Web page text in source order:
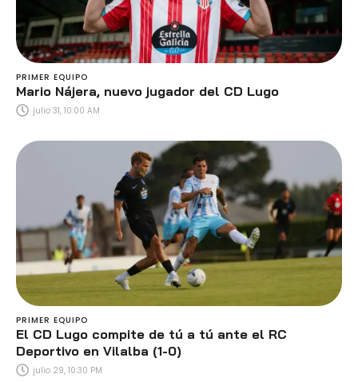
PRIMER EQUIPO
Mario Nájera, nuevo jugador del CD Lugo
julio 31, 10:00 AM
PRIMER EQUIPO
El CD Lugo compite de tú a tú ante el RC
Deportivo en Vilalba (1-0)
julio 29, 10:30 PM